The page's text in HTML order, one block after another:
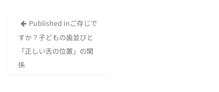
投
稿
ナ
ビ
Published inご存じで
すか？子どもの歯並びと
「正しい舌の位置」の関
係